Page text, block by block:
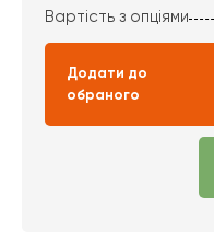
Вартість з опціями
Додати до
обраного